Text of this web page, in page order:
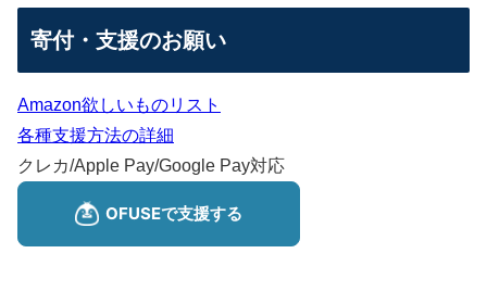
寄付・支援のお願い
Amazon欲しいものリスト
各種支援方法の詳細
クレカ/Apple Pay/Google Pay対応